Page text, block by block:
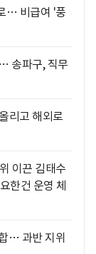
… 비급여 '풍
송파구, 직무
리고 해외로
이끈 김태수
한건 운영 체
… 과반 지위